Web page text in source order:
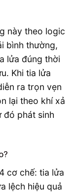
này theo logic
bình thường,
lửa đúng thời
Khi tia lửa
ra trọn vẹn
lại theo khí xả
đó phát sinh
cơ chế: tia lửa
lệch hiệu quả